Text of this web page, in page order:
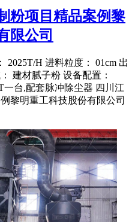
粉项目精品案例黎
限公司
2025T/H 进料粒度： 01cm 出
建材腻子粉 设备配置：
一台,配套脉冲除尘器 四川江
黎明重工科技股份有限公司